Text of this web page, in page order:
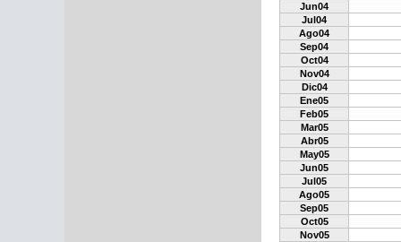
Jun04
Jul04
Ago04
Sep04
Oct04
Nov04
Dic04
Ene05
Feb05
Mar05
Abr05
May05
Jun05
Jul05
Ago05
Sep05
Oct05
Nov05